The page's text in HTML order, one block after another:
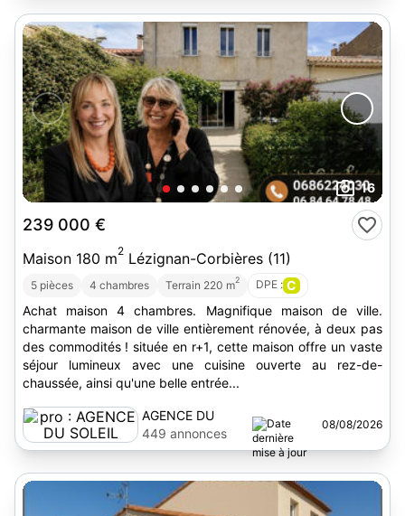
16
239 000 €
Maison 180 m2 Lézignan-Corbières (11)
5 pièces 4 chambres Terrain 220 m2 DPE : C
Achat maison 4 chambres. Magnifique maison de ville.
charmante maison de ville entièrement rénovée, à deux pas
des commodités ! située en r+1, cette maison offre un vaste
séjour lumineux avec une cuisine ouverte au rez-de-
chaussée, ainsi qu'une belle entrée...
AGENCE DU
SOLEIL
449 annonces
08/08/2026